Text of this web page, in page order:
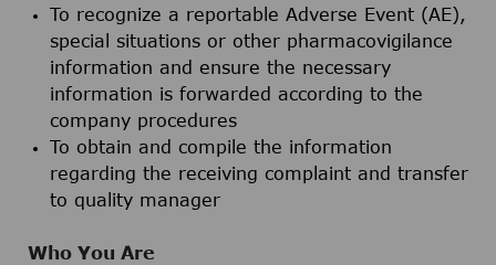
To recognize a reportable Adverse Event (AE),
special situations or other pharmacovigilance
information and ensure the necessary
information is forwarded according to the
company procedures
To obtain and compile the information
regarding the receiving complaint and transfer
to quality manager
Who You Are